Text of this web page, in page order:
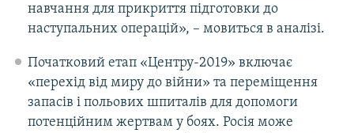
навчання для прикриття підготовки до
наступальних операцій», – мовиться в аналізі.
Початковий етап «Центру-2019» включає
«перехід від миру до війни» та переміщення
запасів і польових шпиталів для допомоги
потенційним жертвам у боях. Росія може